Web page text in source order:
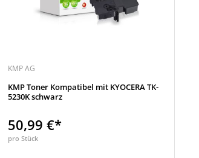
KMP AG
KMP Toner Kompatibel mit KYOCERA TK-
5230K schwarz
50,99 €*
pro Stück